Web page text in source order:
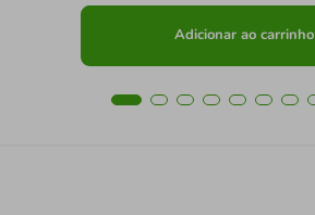
Adicionar ao carrinho